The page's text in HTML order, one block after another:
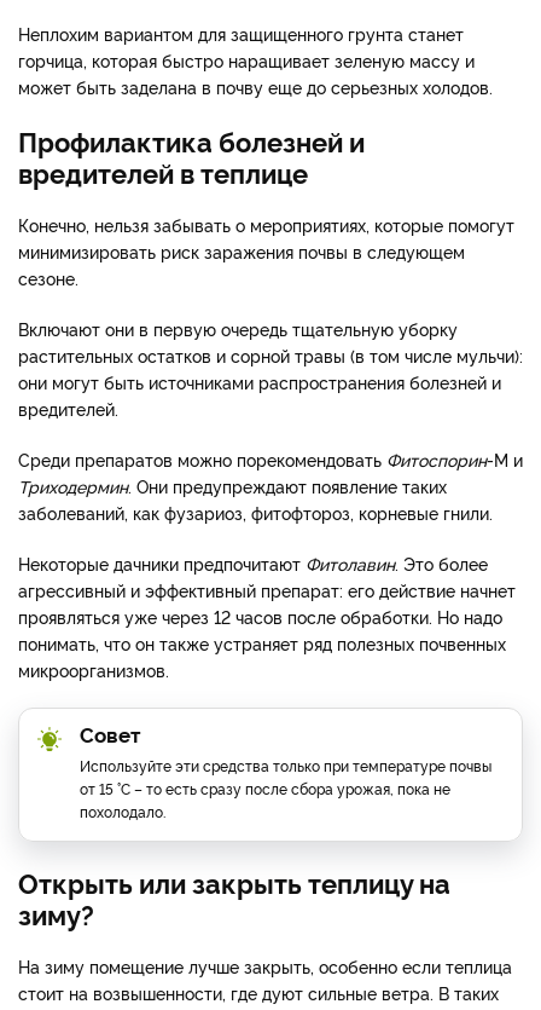
Неплохим вариантом для защищенного грунта станет
горчица, которая быстро наращивает зеленую массу и
может быть заделана в почву еще до серьезных холодов.
Профилактика болезней и
вредителей в теплице
Конечно, нельзя забывать о мероприятиях, которые помогут
минимизировать риск заражения почвы в следующем
сезоне.
Включают они в первую очередь тщательную уборку
растительных остатков и сорной травы (в том числе мульчи):
они могут быть источниками распространения болезней и
вредителей.
Среди препаратов можно порекомендовать Фитоспорин-М и
Триходермин. Они предупреждают появление таких
заболеваний, как фузариоз, фитофтороз, корневые гнили.
Некоторые дачники предпочитают Фитолавин. Это более
агрессивный и эффективный препарат: его действие начнет
проявляться уже через 12 часов после обработки. Но надо
понимать, что он также устраняет ряд полезных почвенных
микроорганизмов.
Совет
Используйте эти средства только при температуре почвы
от 15 °С – то есть сразу после сбора урожая, пока не
похолодало.
Открыть или закрыть теплицу на
зиму?
На зиму помещение лучше закрыть, особенно если теплица
стоит на возвышенности, где дуют сильные ветра. В таких